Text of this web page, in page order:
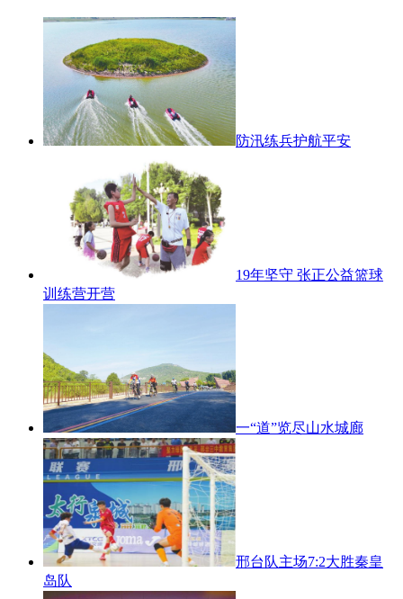
防汛练兵护航平安
19年坚守 张正公益篮球
训练营开营
一“道”览尽山水城廊
邢台队主场7:2大胜秦皇
岛队